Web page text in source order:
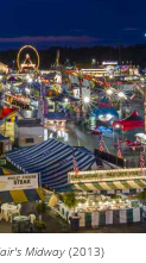
Midway(2013)